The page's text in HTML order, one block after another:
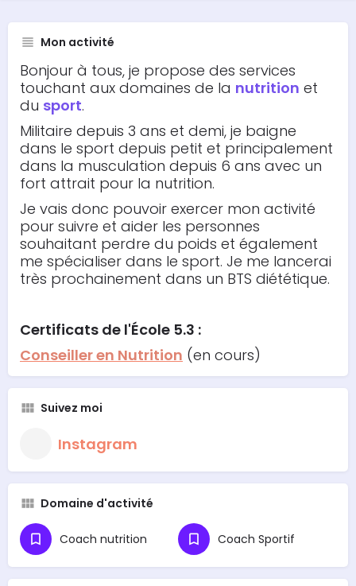
Mon activité
Bonjour à tous, je propose des services
touchant aux domaines de la nutrition et
du sport.
Militaire depuis 3 ans et demi, je baigne
dans le sport depuis petit et principalement
dans la musculation depuis 6 ans avec un
fort attrait pour la nutrition.
Je vais donc pouvoir exercer mon activité
pour suivre et aider les personnes
souhaitant perdre du poids et également
me spécialiser dans le sport. Je me lancerai
très prochainement dans un BTS diététique.
Certificats de l'École 5.3 :
Conseiller en Nutrition (en cours)
Suivez moi
Instagram
Domaine d'activité
Coach nutrition Coach Sportif